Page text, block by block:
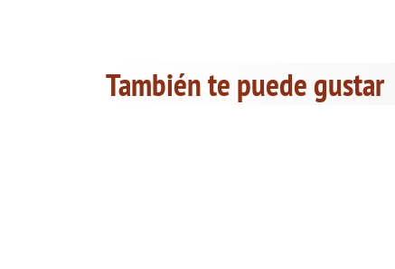
También te puede gustar